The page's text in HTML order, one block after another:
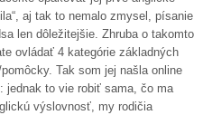
aj tak to nemalo zmysel, písanie
len dôležitejšie. Zhruba o takomto
ovládať 4 kategórie základných
Tak som jej našla online
jednak to vie robiť sama, čo ma
výslovnosť, my rodičia